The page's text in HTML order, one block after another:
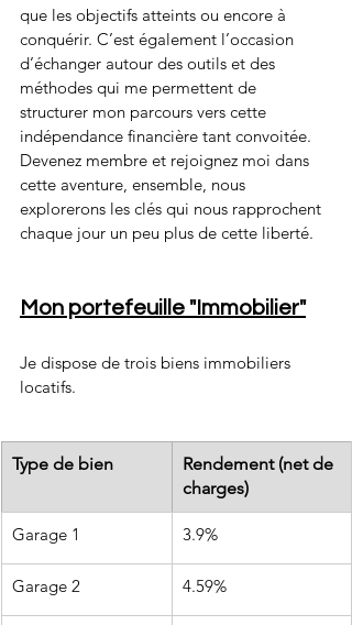
que les objectifs atteints ou encore à
conquérir. C’est également l’occasion
d’échanger autour des outils et des
méthodes qui me permettent de
structurer mon parcours vers cette
indépendance financière tant convoitée.
Devenez membre et rejoignez moi dans
cette aventure, ensemble, nous
explorerons les clés qui nous rapprochent
chaque jour un peu plus de cette liberté.
Mon portefeuille "Immobilier"
Je dispose de trois biens immobiliers
locatifs.
Type de bien
Rendement (net de
charges)
Garage 1 3.9%
Garage 2 4.59%